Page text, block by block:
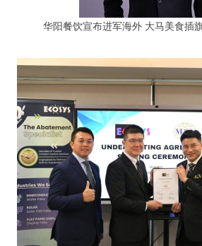
华阳餐饮宣布进军海外 大马美食插